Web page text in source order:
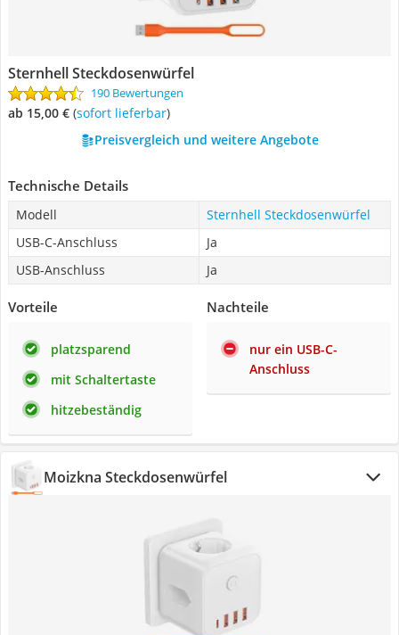
Sternhell Steckdosenwürfel
190 Bewertungen
ab 15,00 € ( Sofort lieferbar)
Preisvergleich und weitere Angebote
Technische Details
Modell
Sternhell Steckdosenwürfel
USB-C-Anschluss
Ja
USB-Anschluss
Ja
Vorteile
platzsparend
mit Schaltertaste
hitzebeständig
Nachteile
nur ein USB-C-
Anschluss
Moizkna Steckdosenwürfel